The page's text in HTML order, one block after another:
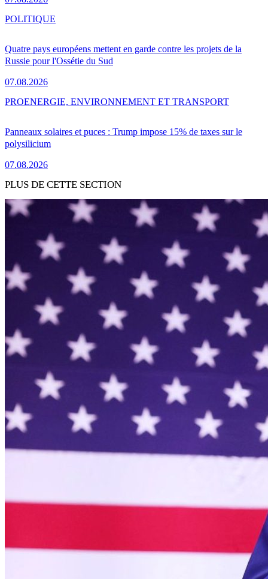
Quatre pays européens mettent en garde contre les projets de la
Russie pour l'Ossétie du Sud
07.08.2026
POLITIQUE
Panneaux solaires et puces : Trump impose 15% de taxes sur le
polysilicium
07.08.2026
PROENERGIE, ENVIRONNEMENT ET TRANSPORT
PLUS DE CETTE SECTION